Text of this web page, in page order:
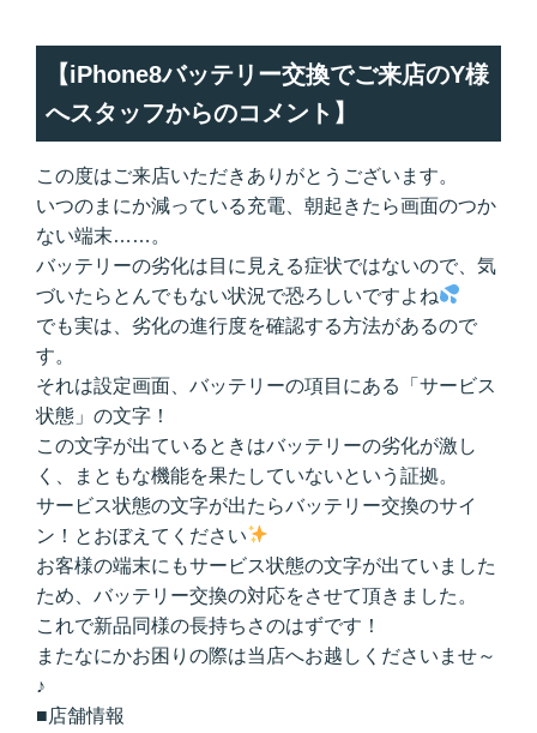
【iPhone8バッテリー交換でご来店のY様
へスタッフからのコメント】
この度はご来店いただきありがとうございます。
いつのまにか減っている充電、朝起きたら画面のつか
ない端末……。
バッテリーの劣化は目に見える症状ではないので、気
づいたらとんでもない状況で恐ろしいですよね
でも実は、劣化の進行度を確認する方法があるので
す。
それは設定画面、バッテリーの項目にある「サービス
状態」の文字！
この文字が出ているときはバッテリーの劣化が激し
く、まともな機能を果たしていないという証拠。
サービス状態の文字が出たらバッテリー交換のサイ
ン！とおぼえてください
お客様の端末にもサービス状態の文字が出ていました
ため、バッテリー交換の対応をさせて頂きました。
これで新品同様の長持ちさのはずです！
またなにかお困りの際は当店へお越しくださいませ～
♪
■店舗情報